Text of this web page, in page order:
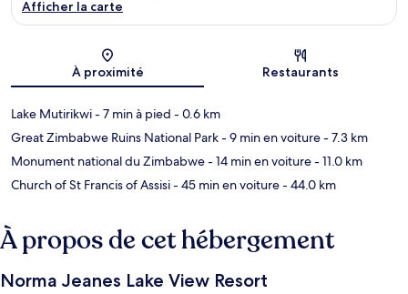
Afficher la carte
À proximité Restaurants
Lake Mutirikwi- 7 min à pied - 0.6 km
Great Zimbabwe Ruins National Park- 9 min en voiture- 7.3 km
Monument national du Zimbabwe- 14 min en voiture- 11.0 km
Church of St Francis of Assisi- 45 min en voiture- 44.0 km
À propos de cet hébergement
Norma Jeanes Lake View Resort